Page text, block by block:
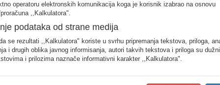
Procjena
Niska
operatoru elektronskih komunikacija koga je korisnik izabrao na osnovu
,,Kalkulatora".
podataka od strane medija
se rezultati ,,Kalkulatora" koriste u svrhu pripremanja tekstova, priloga,
i drugih oblika javnog informisanja, autori takvih tekstova i priloga su
i prilozima naznače informativni karakter ,,Kalkulatora".